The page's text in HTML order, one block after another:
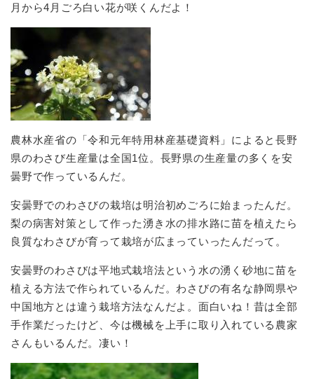
月から4月ごろ白い花が咲くんだよ！
農林水産省の「令和元年特用林産基礎資料」によると長野
県のわさび生産量は全国1位。長野県の生産量の多くを安
曇野で作っているんだ。
安曇野でのわさびの栽培は明治初めごろに始まったんだ。
梨の病害対策として作った湧き水の排水路に苗を植えたら
良質なわさびが育って栽培が広まっていったんだって。
安曇野のわさびは平地式栽培法という水の湧く砂地に苗を
植える方法で作られているんだ。わさびの有名な静岡県や
中国地方とは違う栽培方法なんだよ。面白いね！昔は全部
手作業だったけど、今は機械を上手に取り入れている農家
さんもいるんだ。凄い！